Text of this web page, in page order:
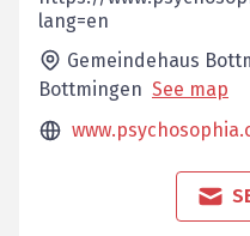
lang=en
Gemeindehaus
Bottmingen See map